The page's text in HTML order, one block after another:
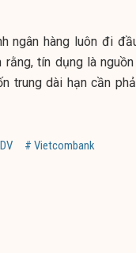
ngân hàng luôn đi
tín dụng là
trung dài hạn cần
# Vietcombank